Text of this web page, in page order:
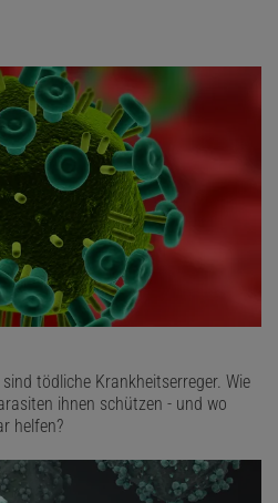
tödliche Krankheitserreger. Wie
ihnen schützen - und wo
helfen?